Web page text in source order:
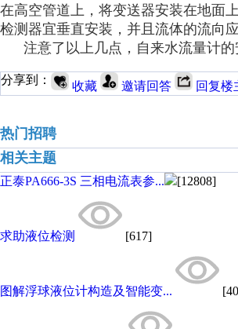
在高空管道上，将变送器安装在地面
检测器宜垂直安装，并且流体的流向应
注意了以上几点， 自来水流量计
分享到： 收藏 邀请回答 回复楼
热门招聘
相关主题
正泰PA666-3S 三相电流表参... [12808]
求助液位检测 [617]
图解浮球液位计构造及智能变...